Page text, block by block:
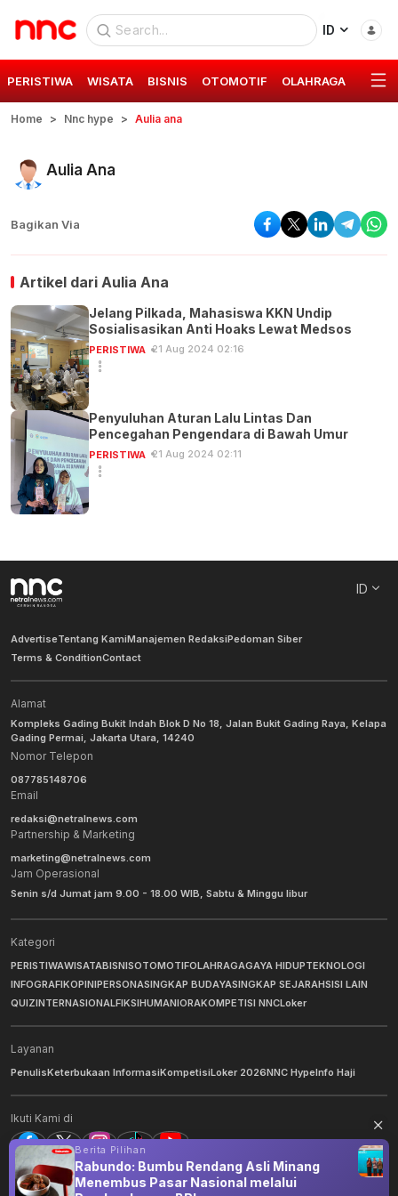
ID
PERISTIWA WISATA BISNIS OTOMOTIF OLAHRAGA GAYA
Home Nnc hype Aulia ana
Aulia Ana
Bagikan Via
Artikel dari Aulia Ana
Jelang Pilkada, Mahasiswa KKN Undip
Sosialisasikan Anti Hoaks Lewat Medsos
PERISTIWA 21 Aug 2024 02:16
Penyuluhan Aturan Lalu Lintas Dan
Pencegahan Pengendara di Bawah Umur
PERISTIWA 21 Aug 2024 02:11
ID
AdvertiseTentang KamiManajemen RedaksiPedoman Siber
Terms & ConditionContact
Alamat
Kompleks Gading Bukit Indah Blok D No 18, Jalan Bukit Gading Raya, Kelapa
Gading Permai, Jakarta Utara, 14240
Nomor Telepon
087785148706
Email
redaksi@netralnews.com
Partnership & Marketing
marketing@netralnews.com
Jam Operasional
Senin s/d Jumat jam 9.00 - 18.00 WIB, Sabtu & Minggu libur
Kategori
PERISTIWAWISATABISNISOTOMOTIFOLAHRAGAGAYA HIDUPTEKNOLOGI
INFOGRAFIKOPINIPERSONASINGKAP BUDAYASINGKAP SEJARAHSISI LAIN
QUIZINTERNASIONALFIKSIHUMANIORAKOMPETISI NNCLoker
Layanan
PenulisKeterbukaan InformasiKompetisiLoker 2026NNC HypeInfo Haji
Ikuti Kami di
©2026NNC Netralnews. All Rights Reserved.
Berita Pilihan
Rabundo: Bumbu Rendang Asli Minang
Menembus Pasar Nasional melalui